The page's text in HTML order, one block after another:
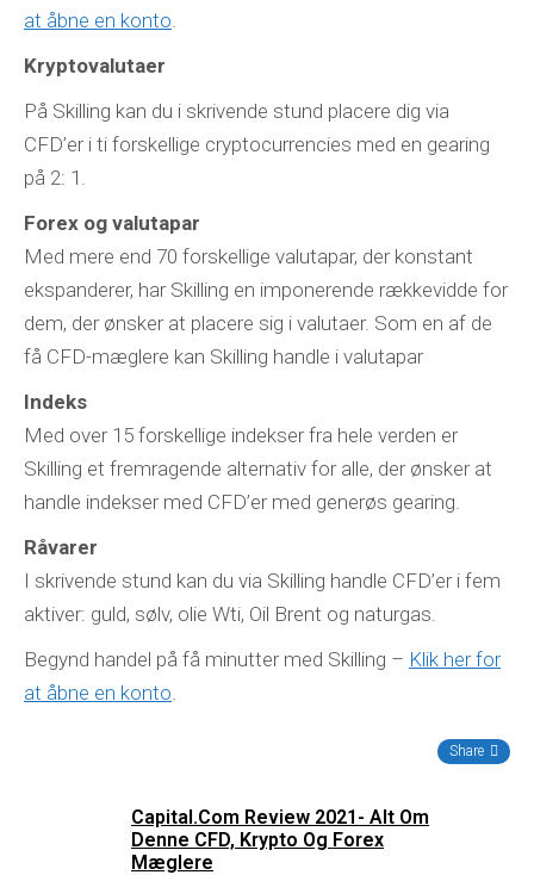
at åbne en konto.
Kryptovalutaer
På Skilling kan du i skrivende stund placere dig via
CFD’er i ti forskellige cryptocurrencies med en gearing
på 2: 1.
Forex og valutapar
Med mere end 70 forskellige valutapar, der konstant
ekspanderer, har Skilling en imponerende rækkevidde for
dem, der ønsker at placere sig i valutaer. Som en af de
få CFD-mæglere kan Skilling handle i valutapar
Indeks
Med over 15 forskellige indekser fra hele verden er
Skilling et fremragende alternativ for alle, der ønsker at
handle indekser med CFD’er med generøs gearing.
Råvarer
I skrivende stund kan du via Skilling handle CFD’er i fem
aktiver: guld, sølv, olie Wti, Oil Brent og naturgas.
Begynd handel på få minutter med Skilling – Klik her for
at åbne en konto.
Share
Capital.com Review 2021- Alt Om
Denne CFD, Krypto Og Forex
Mæglere